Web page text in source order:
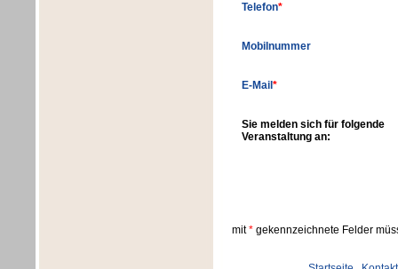
Telefon*
Mobilnummer
E-Mail *
Sie melden sich für folgende
Veranstaltung an:
mit* gekennzeichnete Felder